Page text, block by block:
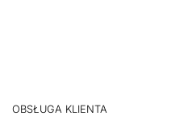
OBSŁUGA KLIENTA